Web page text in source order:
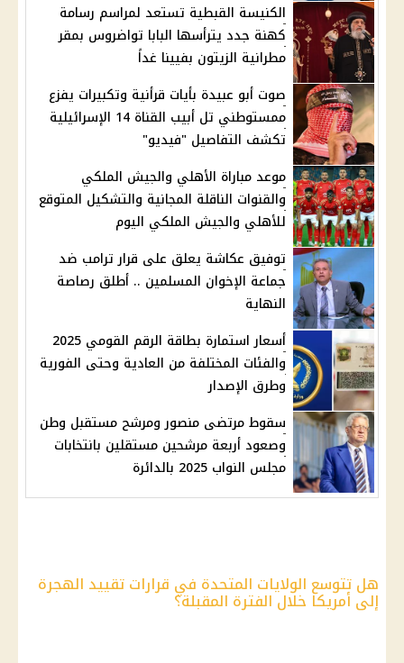
الكنيسة القبطية تستعد لمراسم رسامة
كهنة جدد يترأسها البابا تواضروس بمقر
مطرانية الزيتون بفيينا غداً
صوت أبو عبيدة بأيات قرأنية وتكبيرات يفزع
ممستوطني تل أبيب القناة 14 الإسرائيلية
تكشف التفاصيل "فيديو"
موعد مباراة الأهلي والجيش الملكي
والقنوات الناقلة المجانية والتشكيل المتوقع
للأهلي والجيش الملكي اليوم
توفيق عكاشة يعلق على قرار ترامب ضد
جماعة الإخوان المسلمين .. أطلق رصاصة
النهاية
أسعار استمارة بطاقة الرقم القومي 2025
والفئات المختلفة من العادية وحتى الفورية
وطرق الإصدار
سقوط مرتضى منصور ومرشح مستقبل وطن
وصعود أربعة مرشحين مستقلين بانتخابات
مجلس النواب 2025 بالدائرة
هل تتوسع الولايات المتحدة في قرارات تقييد الهجرة
إلى أمريكا خلال الفترة المقبلة؟